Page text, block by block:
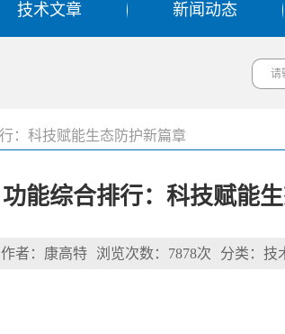
技术文章 新闻动态
：科技赋能生态防护新篇章
能综合排行：科技赋能
作者：康高特 浏览次数：7878次 分类：技